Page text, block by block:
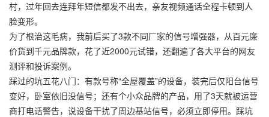
村，过年回去连拜年短信都发不出去，亲友视频通话全程卡顿到人
脸变形。
为了根治这毛病，我前后买了3款不同厂家的信号增强器，从百元廉
价货到千元品牌款，花了近2000元试错，还翻遍了各大平台的网友
测评和投诉案例。
踩过的坑五花八门：有款号称“全屋覆盖”的设备，装完后仅阳台信号
变好，卧室依旧没信号；还有个小众品牌的产品，用了3天就被运营
商打电话警告，说设备干扰了周边基站信号，必须立即停用。踩坑